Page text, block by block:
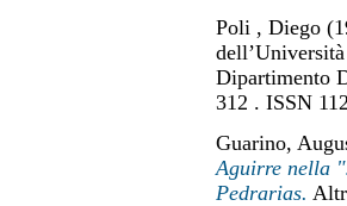
Poli , Diego
Dipartimento
312 . ISSN
Guarino,
Aguirre nella
Pedrarias.